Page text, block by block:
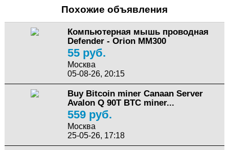
Похожие объявления
Компьютерная мышь проводная
Defender - Orion MM300
55 руб.
Москва
05-08-26, 20:15
Buy Bitcoin miner Canaan Server
Avalon Q 90T BTC miner...
559 руб.
Москва
25-05-26, 17:18